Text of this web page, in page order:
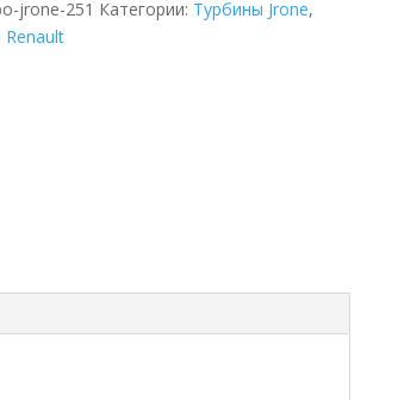
jrone-251 Категории: Турбины Jrone,